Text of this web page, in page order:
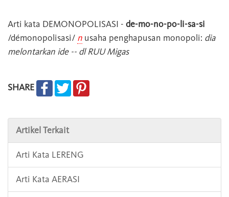
Arti kata DEMONOPOLISASI - de-mo-no-po-li-sa-si
/démonopolisasi/ n usaha penghapusan monopoli: dia
melontarkan ide -- dl RUU Migas
SHARE
Artikel Terkait
Arti Kata LERENG
Arti Kata AERASI